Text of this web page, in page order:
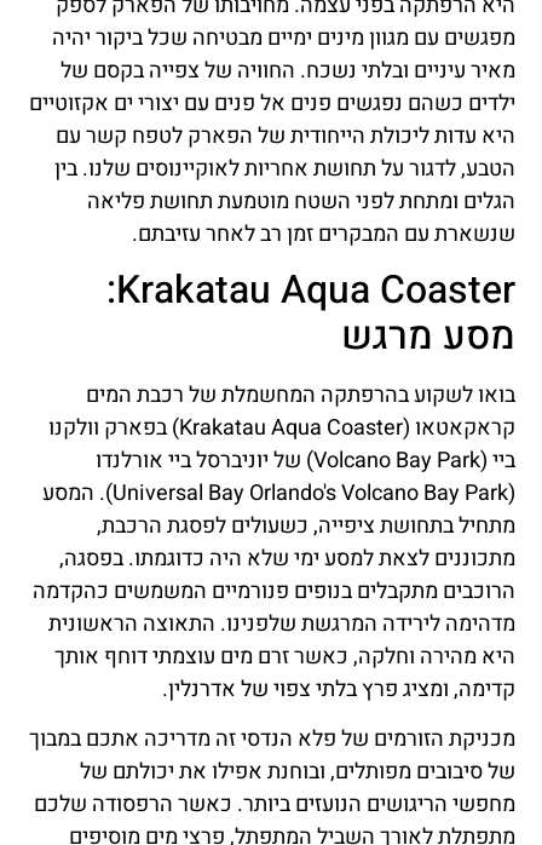
מפגשים עם מגוון מינים ימיים מבטיחה שכל ביקור יהיה
מאיר עיניים ובלתי נשכח. החוויה של צפייה בקסם של
ילדים כשהם נפגשים פנים אל פנים עם יצורי ים אקזוטיים
היא עדות ליכולת הייחודית של הפארק לטפח קשר עם
הטבע, לדגור על תחושת אחריות לאוקיינוסים שלנו. בין
הגלים ומתחת לפני השטח מוטמעת תחושת פליאה
שנשארת עם המבקרים זמן רב לאחר עזיבתם.
Krakatau Aqua Coaster:
מסע מרגש
בואו לשקוע בהרפתקה המחשמלת של רכבת המים
קראקאטאו (Krakatau Aqua Coaster) בפארק וולקנו
ביי (Volcano Bay Park) של יוניברסל ביי אורלנדו
(Universal Bay Orlando's Volcano Bay Park). המסע
מתחיל בתחושת ציפייה, כשעולים לפסגת הרכבת,
מתכוננים לצאת למסע ימי שלא היה כדוגמתו. בפסגה,
הרוכבים מתקבלים בנופים פנורמיים המשמשים כהקדמה
מדהימה לירידה המרגשת שלפנינו. התאוצה הראשונית
היא מהירה וחלקה, כאשר זרם מים עוצמתי דוחף אותך
קדימה, ומציג פרץ בלתי צפוי של אדרנלין.
מכניקת הזורמים של פלא הנדסי זה מדריכה אתכם במבוך
של סיבובים מפותלים, ובוחנת אפילו את יכולתם של
מחפשי הריגושים הנועזים ביותר. כאשר הרפסודה שלכם
מתפתלת לאורך השביל המתפתל, פרצי מים מוסיפים